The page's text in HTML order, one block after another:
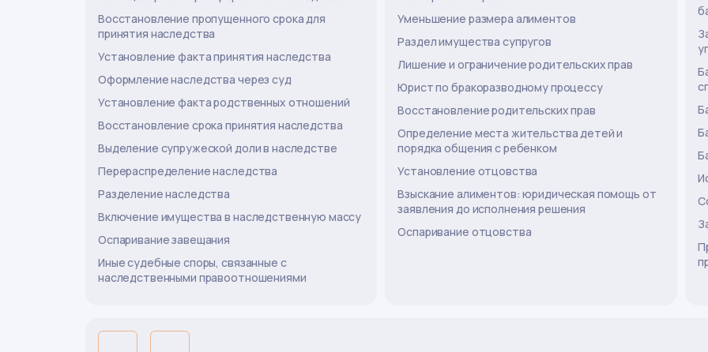
Восстановление пропущенного срока для
принятия наследства
Установление факта принятия наследства
Оформление наследства через суд
Установление факта родственных отношений
Восстановление срока принятия наследства
Выделение супружеской доли в наследстве
Перераспределение наследства
Разделение наследства
Включение имущества в наследственную массу
Оспаривание завещания
Иные судебные споры, связанные с
наследственными правоотношениями
Уменьшение размера алиментов
Раздел имущества супругов
Лишение и ограничение родительских прав
Юрист по бракоразводному процессу
Восстановление родительских прав
Определение места жительства детей и
порядка общения с ребенком
Установление отцовства
Взыскание алиментов: юридическая помощь от
заявления до исполнения решения
Оспаривание отцовства